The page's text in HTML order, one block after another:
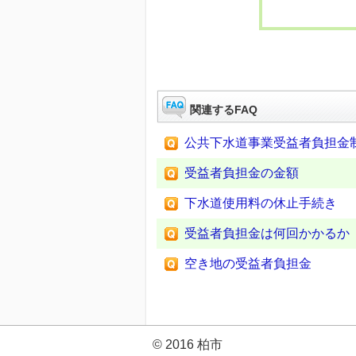
関連するFAQ
公共下水道事業受益者負担金
受益者負担金の金額
下水道使用料の休止手続き
受益者負担金は何回かかるか
空き地の受益者負担金
© 2016 柏市